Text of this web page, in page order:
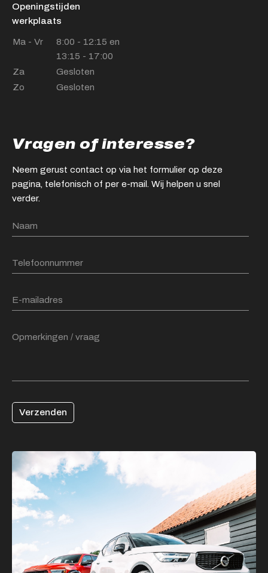
Openingstijden
werkplaats
Ma - Vr
8:00 - 12:15 en
13:15 - 17:00
Za
Gesloten
Zo
Gesloten
Vragen of interesse?
Neem gerust contact op via het formulier op deze
pagina, telefonisch of per e-mail. Wij helpen u snel
verder.
Verzenden